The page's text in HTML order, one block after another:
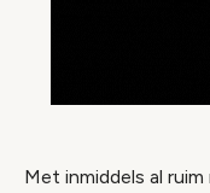
Met inmiddels al